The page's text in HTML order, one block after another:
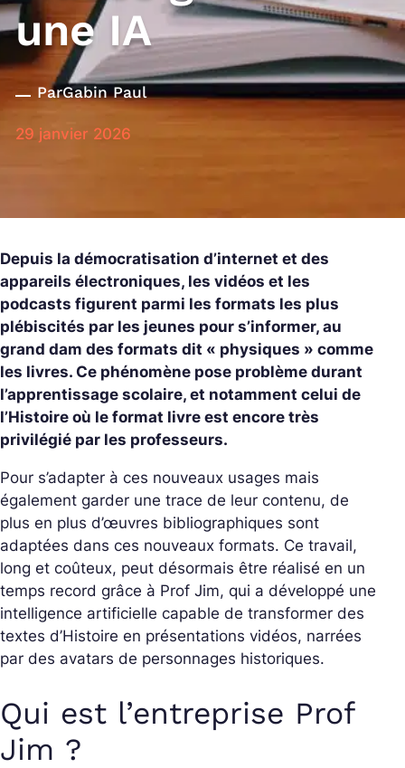
une IA
ParGabin Paul
29 janvier 2026
Depuis la démocratisation d’internet et des
appareils électroniques, les vidéos et les
podcasts figurent parmi les formats les plus
plébiscités par les jeunes pour s’informer, au
grand dam des formats dit « physiques » comme
les livres. Ce phénomène pose problème durant
l’apprentissage scolaire, et notamment celui de
l’Histoire où le format livre est encore très
privilégié par les professeurs.
Pour s’adapter à ces nouveaux usages mais
également garder une trace de leur contenu, de
plus en plus d’œuvres bibliographiques sont
adaptées dans ces nouveaux formats. Ce travail,
long et coûteux, peut désormais être réalisé en un
temps record grâce à Prof Jim, qui a développé une
intelligence artificielle capable de transformer des
textes d’Histoire en présentations vidéos, narrées
par des avatars de personnages historiques.
Qui est l’entreprise Prof
Jim ?